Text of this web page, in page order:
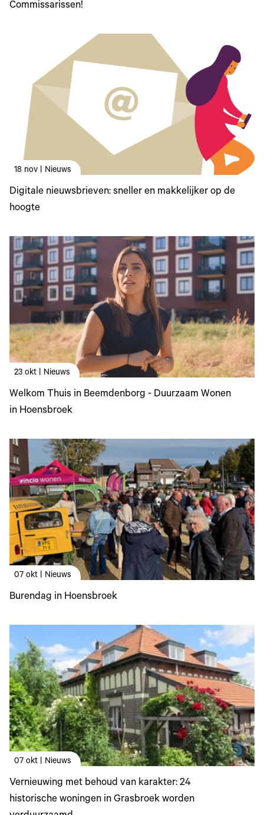
Commissarissen!
18 nov | Nieuws
Digitale nieuwsbrieven: sneller en makkelijker op de
hoogte
23 okt | Nieuws
Welkom Thuis in Beemdenborg - Duurzaam Wonen
in Hoensbroek
07 okt | Nieuws
Burendag in Hoensbroek
07 okt | Nieuws
Vernieuwing met behoud van karakter: 24
historische woningen in Grasbroek worden